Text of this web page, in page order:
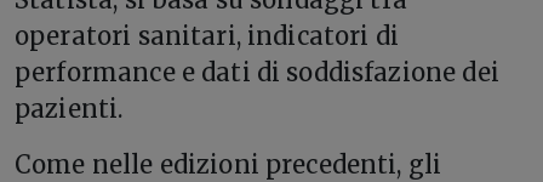
operatori sanitari, indicatori di
performance e dati di soddisfazione dei
pazienti.
Come nelle edizioni precedenti, gli